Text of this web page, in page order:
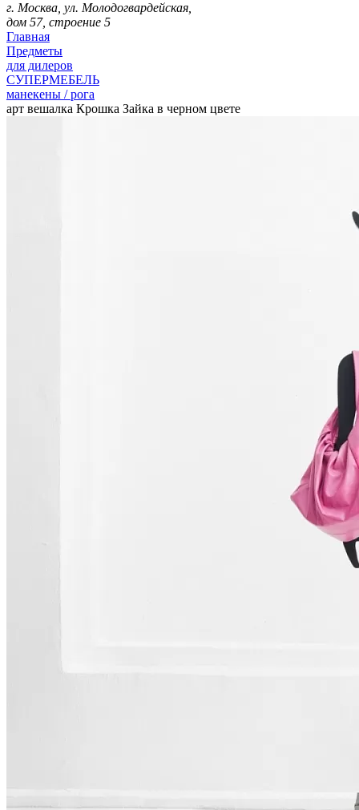
г. Москва, ул. Молодогвардейская,
дом 57, строение 5
Главная
Предметы
для дилеров
СУПЕРМЕБЕЛЬ
манекены / рога
арт вешалка Крошка Зайка в черном цвете